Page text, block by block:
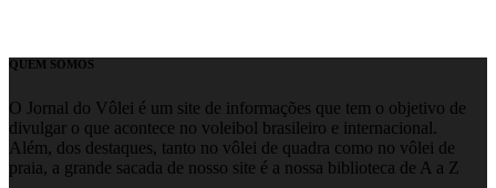
QUEM SOMOS
O Jornal do Vôlei é um site de informações que tem o objetivo de
divulgar o que acontece no voleibol brasileiro e internacional.
Além, dos destaques, tanto no vôlei de quadra como no vôlei de
praia, a grande sacada de nosso site é a nossa biblioteca de A a Z